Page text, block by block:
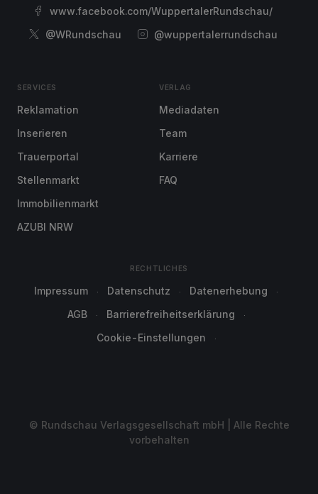
www.facebook.com/WuppertalerRundschau/
@WRundschau
@wuppertalerrundschau
SERVICES
Reklamation
Inserieren
Trauerportal
Stellenmarkt
Immobilienmarkt
AZUBI NRW
VERLAG
Mediadaten
Team
Karriere
FAQ
RECHTLICHES
Impressum Datenschutz
Datenerhebung
AGB
Barrierefreiheitserklärung
Cookie-Einstellungen
© Rundschau Verlagsgesellschaft mbH | Alle Rechte
vorbehalten